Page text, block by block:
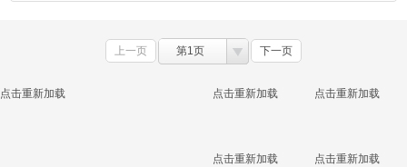
上一页 第1页 下一页
点击重新加载 点击重新加载 点击重新加载
点击重新加载 点击重新加载